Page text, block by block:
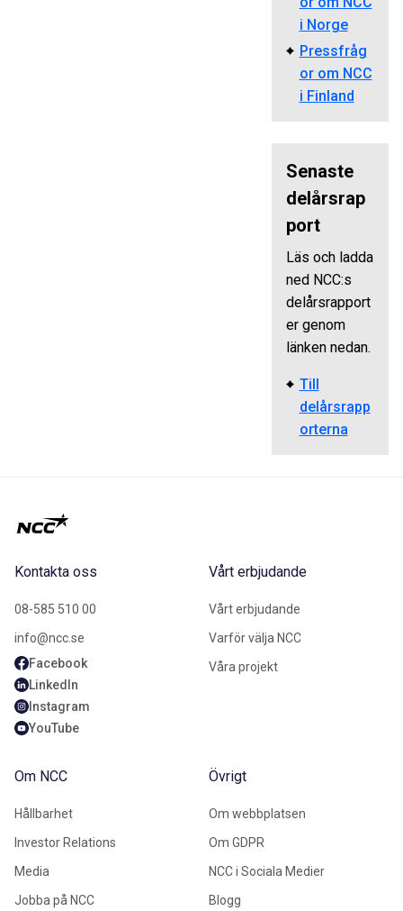
i Norge
Pressfråg
or om NCC
i Finland
Senaste
delårsrap
port
Läs och ladda
ned NCC:s
delårsrapport
er genom
länken nedan.
Till
delårsrapp
orterna
Kontakta oss
08-585 510 00
info@ncc.se
Facebook
LinkedIn
Instagram
YouTube
Vårt erbjudande
Vårt erbjudande
Varför välja NCC
Våra projekt
Om NCC
Hållbarhet
Investor Relations
Media
Jobba på NCC
Övrigt
Om webbplatsen
Om GDPR
NCC i Sociala Medier
Blogg